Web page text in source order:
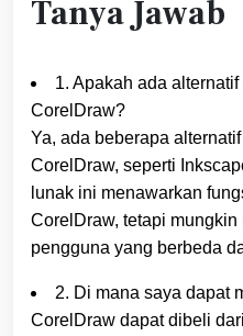
Tanya Jawab
1. Apakah ada
CorelDraw?
Ya, ada beberapa
CorelDraw, seperti
lunak ini menawarkan
CorelDraw, tetapi
pengguna yang berbeda
2. Di mana saya dapat
CorelDraw dapat dibeli